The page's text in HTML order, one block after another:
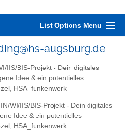
List Options Menu
augsburg.de
IIS/BIS-Projekt - Dein digitales
Idee & ein potentielles
HSA_funkenwerk
WI/IIS/BIS-Projekt - Dein digitales
Idee & ein potentielles
HSA_funkenwerk